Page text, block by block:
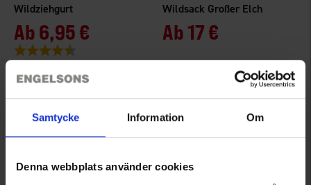
Samtycke Information Om
Denna webbplats använder cookies
Wildziehgurt
Ab6,95 €
Bewertung:
Wildsack Großer Elch
Ab17 €